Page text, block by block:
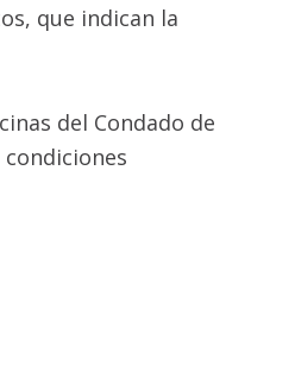
que indican la
del Condado de